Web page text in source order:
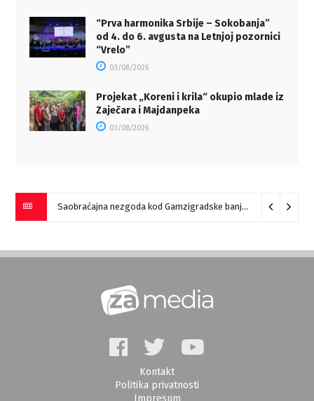
“Prva harmonika Srbije – Sokobanja”
od 4. do 6. avgusta na Letnjoj pozornici
“Vrelo”
03/08/2026
Projekat „Koreni i krila“ okupio mlade iz
Zaječara i Majdanpeka
03/08/2026
Saobraćajna nezgoda kod Gamzigradske banje 05/08/2026
Kontakt
Politika privatnosti
Impresum